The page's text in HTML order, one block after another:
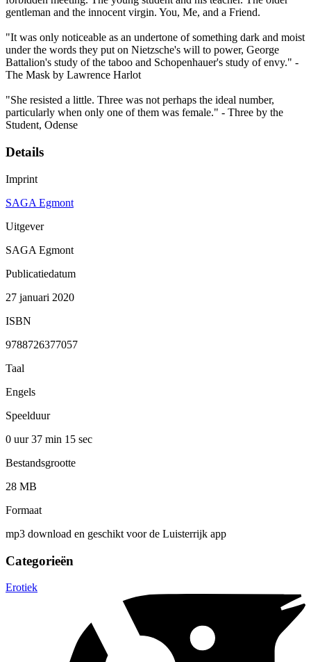
gentleman and the innocent virgin. You, Me, and a Friend.
"It was only noticeable as an undertone of something dark and moist
under the words they put on Nietzsche's will to power, George
Battalion's study of the taboo and Schopenhauer's study of envy." -
The Mask by Lawrence Harlot
"She resisted a little. Three was not perhaps the ideal number,
particularly when only one of them was female." - Three by the
Student, Odense
Details
Imprint
SAGA Egmont
Uitgever
SAGA Egmont
Publicatiedatum
27 januari 2020
ISBN
9788726377057
Taal
Engels
Speelduur
0 uur 37 min 15 sec
Bestandsgrootte
28 MB
Formaat
mp3 download en geschikt voor de Luisterrijk app
Categorieën
Erotiek